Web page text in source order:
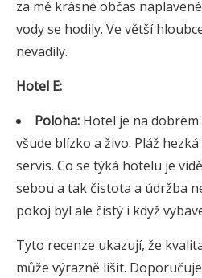
za mě krásné občas
vody se hodily. Ve větší
nevadily.
Hotel E:
Poloha: Hotel je na
všude blízko a živo. Pláž
servis. Co se týká hotelu je
sebou a tak čistota a údržba
pokoj byl ale čistý i když
Tyto recenze ukazují, že
může výrazně lišit.